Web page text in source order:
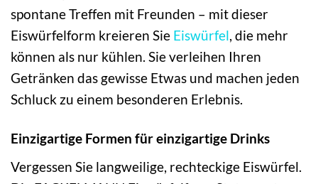
spontane Treffen mit Freunden – mit dieser
Eiswürfelform kreieren Sie Eiswürfel, die mehr
können als nur kühlen. Sie verleihen Ihren
Getränken das gewisse Etwas und machen jeden
Schluck zu einem besonderen Erlebnis.
Einzigartige Formen für einzigartige Drinks
Vergessen Sie langweilige, rechteckige Eiswürfel.